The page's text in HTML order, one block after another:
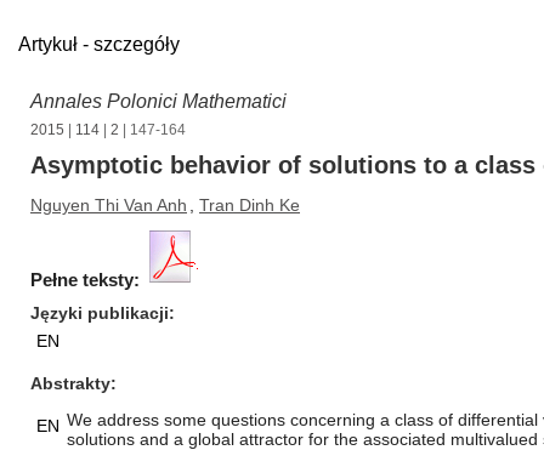
Artykuł - szczegóły
Annales Polonici Mathematici
2015 114 2 | 147-164
Asymptotic behavior of solutions to a
Nguyen Thi Van Anh Tran Dinh Ke
Pełne teksty:
Języki publikacji
EN
Abstrakty
EN We address some questions concerning a class of
solutions and a global attractor for the associated multivalued